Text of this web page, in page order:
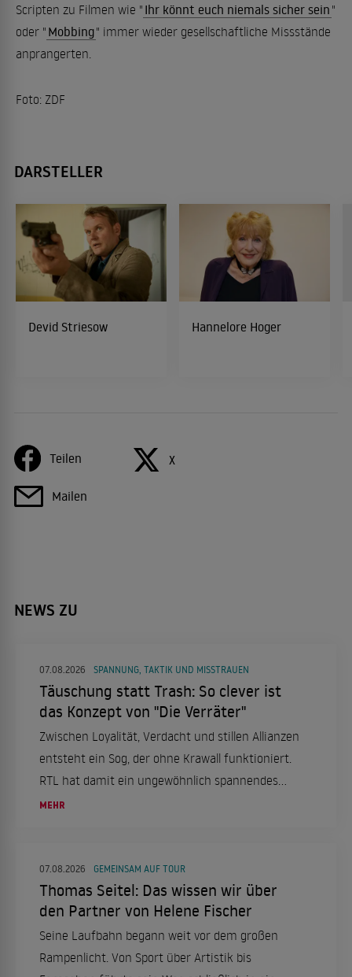
Scripten zu Filmen wie " Ihr könnt euch niemals sicher sein "
oder " Mobbing" immer wieder gesellschaftliche Missstände
anprangerten.
Foto: ZDF
DARSTELLER
Devid Striesow Hannelore Hoger
Teilen X
Mailen
NEWS ZU
07.08.2026 SPANNUNG, TAKTIK UND MISSTRAUEN
Täuschung statt Trash: So clever ist
das Konzept von "Die Verräter"
Zwischen Loyalität, Verdacht und stillen Allianzen
entsteht ein Sog, der ohne Krawall funktioniert.
RTL hat damit ein ungewöhnlich spannendes
Format etabliert.
MEHR
07.08.2026 GEMEINSAM AUF TOUR
Thomas Seitel: Das wissen wir über
den Partner von Helene Fischer
Seine Laufbahn begann weit vor dem großen
Rampenlicht. Von Sport über Artistik bis